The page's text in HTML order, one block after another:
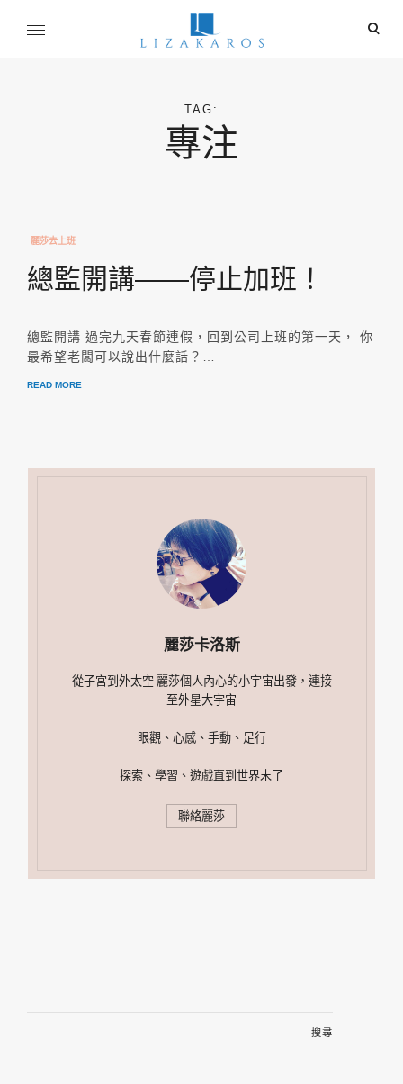
open
TAG:
專注
麗莎去上班
總監開講——停止加班！
總監開講 過完九天春節連假，回到公司上班的第一天， 你
最希望老闆可以說出什麼話？…
READ MORE
麗莎卡洛斯
從子宮到外太空 麗莎個人內心的小宇宙出發，連接
至外星大宇宙
眼觀、心感、手動、足行
探索、學習、遊戲直到世界末了
聯絡麗莎